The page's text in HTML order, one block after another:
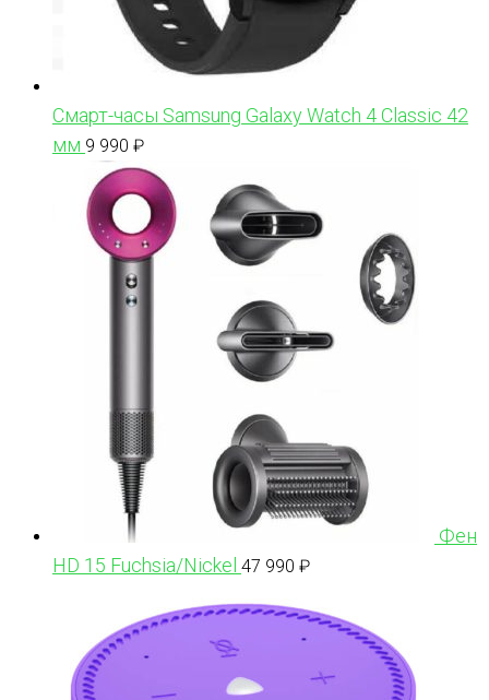
Смарт-часы Samsung Galaxy Watch 4 Classic 42
мм 9 990 ₽
Фен
HD 15 Fuchsia/Nickel 47 990 ₽